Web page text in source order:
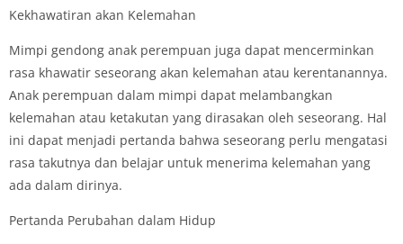
Kekhawatiran akan Kelemahan
Mimpi gendong anak perempuan juga dapat mencerminkan
rasa khawatir seseorang akan kelemahan atau kerentanannya.
Anak perempuan dalam mimpi dapat melambangkan
kelemahan atau ketakutan yang dirasakan oleh seseorang. Hal
ini dapat menjadi pertanda bahwa seseorang perlu mengatasi
rasa takutnya dan belajar untuk menerima kelemahan yang
ada dalam dirinya.
Pertanda Perubahan dalam Hidup